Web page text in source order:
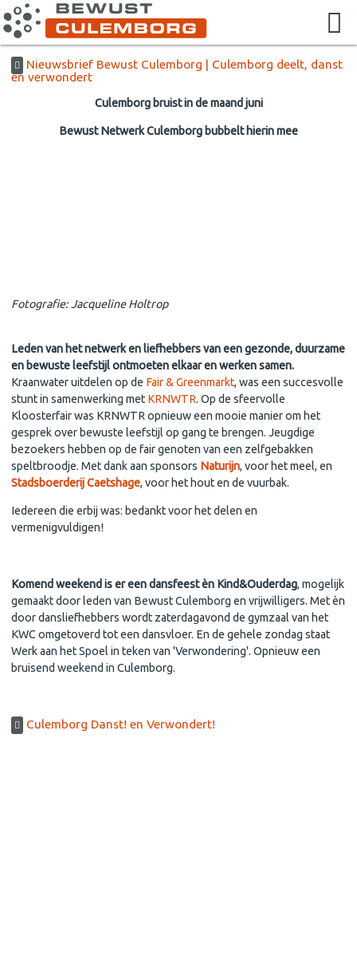
Nieuwsbrief Bewust Culemborg | Culemborg deelt, danst
en verwondert
Culemborg bruist in de maand juni
Bewust Netwerk Culemborg bubbelt hierin mee
Fotografie: Jacqueline Holtrop
Leden van het netwerk en liefhebbers van een gezonde, duurzame
en bewuste leefstijl ontmoeten elkaar en werken samen.
Kraanwater uitdelen op de Fair & Greenmarkt, was een succesvolle
stunt in samenwerking met KRNWTR. Op de sfeervolle
Kloosterfair was KRNWTR opnieuw een mooie manier om het
gesprek over bewuste leefstijl op gang te brengen. Jeugdige
bezoekers hebben op de fair genoten van een zelfgebakken
speltbroodje. Met dank aan sponsors Naturijn, voor het meel, en
Stadsboerderij Caetshage, voor het hout en de vuurbak.
Iedereen die erbij was: bedankt voor het delen en
vermenigvuldigen!
Komend weekend is er een dansfeest èn Kind&Ouderdag, mogelijk
gemaakt door leden van Bewust Culemborg en vrijwilligers. Met èn
door dansliefhebbers wordt zaterdagavond de gymzaal van het
KWC omgetoverd tot een dansvloer. En de gehele zondag staat
Werk aan het Spoel in teken van 'Verwondering'. Opnieuw een
bruisend weekend in Culemborg.
Culemborg Danst! en Verwondert!